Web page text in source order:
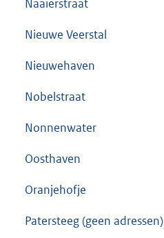
Naaierstraat
Nieuwe Veerstal
Nieuwehaven
Nobelstraat
Nonnenwater
Oosthaven
Oranjehofje
Patersteeg (geen adressen)